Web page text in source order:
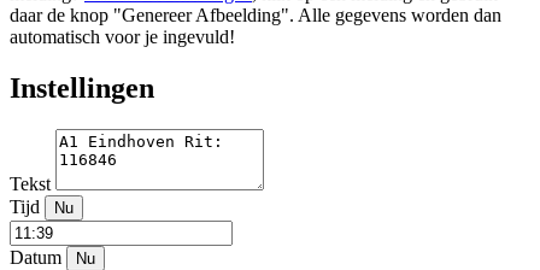
daar de knop "Genereer Afbeelding". Alle gegevens worden dan
automatisch voor je ingevuld!
Instellingen
Tekst
Tijd
Nu
Datum Nu